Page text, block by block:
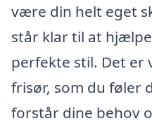
være din helt eget
står klar til at
perfekte stil. Det
frisør, som du føler
forstår dine behov